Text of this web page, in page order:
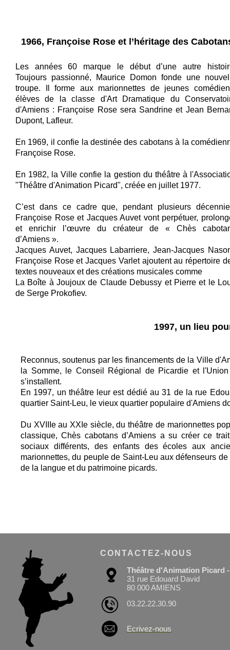
1966, Françoise Rose et l’héritage des
Les années 60 marque le début d’une autre
Toujours passionné, Maurice Domon fonde une
troupe. Il forme aux marionnettes de jeunes
élèves de la classe d'Art Dramatique du
d'Amiens : Françoise Rose sera Sandrine et Jean
Dupont, Lafleur.
En 1969, il confie la destinée des cabotans à la
Françoise Rose.
En 1982, la Ville confie la gestion du théâtre à
"Théâtre d'Animation Picard", créée en juillet 1977.
C’est dans ce cadre que, pendant plusieurs
Françoise Rose et Jacques Auvet vont perpétuer,
et enrichir l’œuvre du créateur de « Chès
d’Amiens ».
Jacques Auvet, Jacques Labarriere, Jean-Jacques
Françoise Rose et Jacques Varlet ajoutent au répertoire
textes nouveaux et des créations musicales comme
La Boîte à Joujoux de Claude Debussy et Pierre et le
de Serge Prokofiev.
1997, un lieu
Reconnus, soutenus par les financements de la Ville
la Somme, le Conseil Régional de Picardie et
s’installent.
En 1997, un théâtre leur est dédié au 31 de la rue
quartier Saint-Leu, le vieux quartier populaire d'Amiens
Du XVIIIe au XXIe siècle, du théâtre de marionnettes
classique, Chès cabotans d’Amiens a su créer ce
sociaux différents, des enfants des écoles aux
marionnettes, du peuple de Saint-Leu aux défenseurs
de la langue et du patrimoine picards.
CONTACTEZ-NOUS
Théâtre d'Animation Picard
31 rue Edouard David
80 000 AMIENS
03.22.22.30.90
Ecrivez-nous